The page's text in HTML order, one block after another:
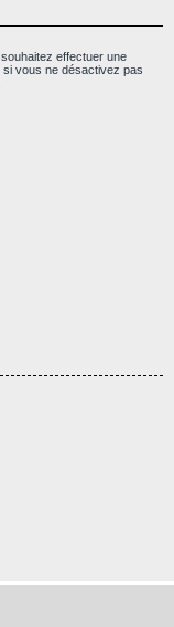
effectuer une
vous ne désactivez pas